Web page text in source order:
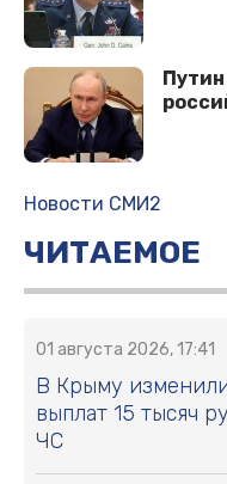
Новости СМИ2
ЧИТАЕМОЕ
01 августа 2026, 17:41
В Крыму
выплат 15 тысяч
ЧС